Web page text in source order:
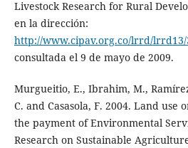
Livestock Research for Rural
en la dirección:
http://www.cipav.org.co/lrrd/
consultada el 9 de mayo de 2009.
Murgueitio, E., Ibrahim, M.,
C. and Casasola, F. 2004. Land use
the payment of Environmental
Research on Sustainable Agriculture